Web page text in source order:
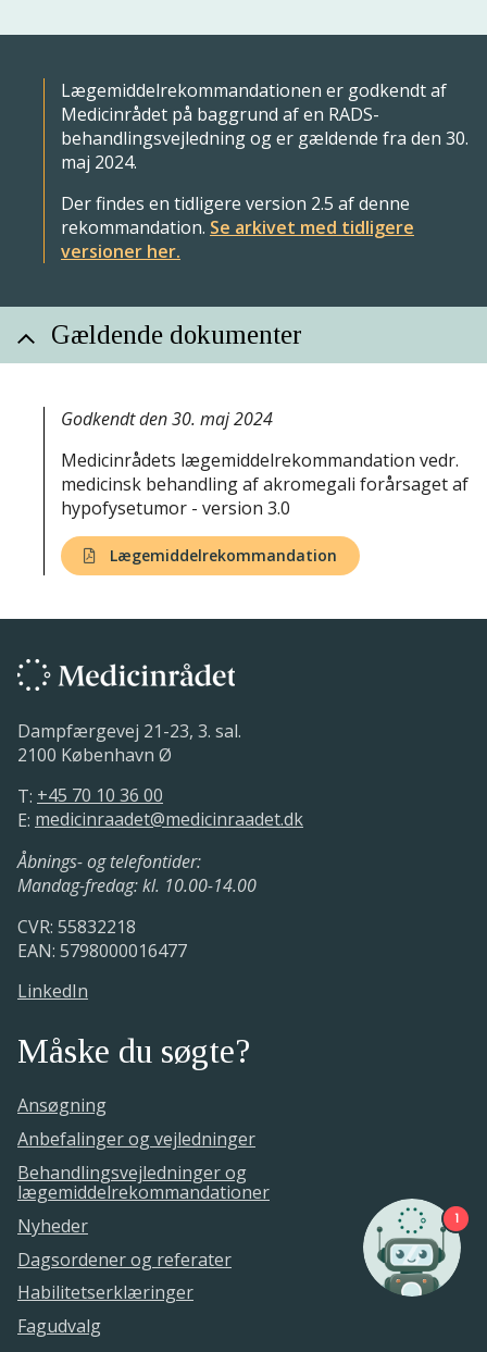
Lægemiddelrekommandationen er godkendt af
Medicinrådet på baggrund af en RADS-
behandlingsvejledning og er gældende fra den 30.
maj 2024.
Der findes en tidligere version 2.5 af denne
rekommandation. Se arkivet med tidligere
versioner her.
Gældende dokumenter
Godkendt den 30. maj 2024
Medicinrådets lægemiddelrekommandation vedr.
medicinsk behandling af akromegali forårsaget af
hypofysetumor - version 3.0
Lægemiddelrekommandation
Dampfærgevej 21-23, 3. sal.
2100 København Ø
T: +45 70 10 36 00
E: medicinraadet@medicinraadet.dk
Åbnings- og telefontider:
Mandag-fredag: kl. 10.00-14.00
CVR: 55832218
EAN: 5798000016477
LinkedIn
Måske du søgte?
Ansøgning
Anbefalinger og vejledninger
Behandlingsvejledninger og
lægemiddelrekommandationer
Nyheder
Dagsordener og referater
Habilitetserklæringer
Fagudvalg
1